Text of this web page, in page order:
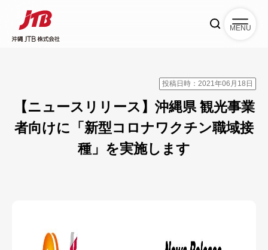
MENU
投稿日時：2021年06月18日
【ニュースリリース】沖縄県 観光事業
者向けに「新型コロナワクチン職域接
種」を実施します